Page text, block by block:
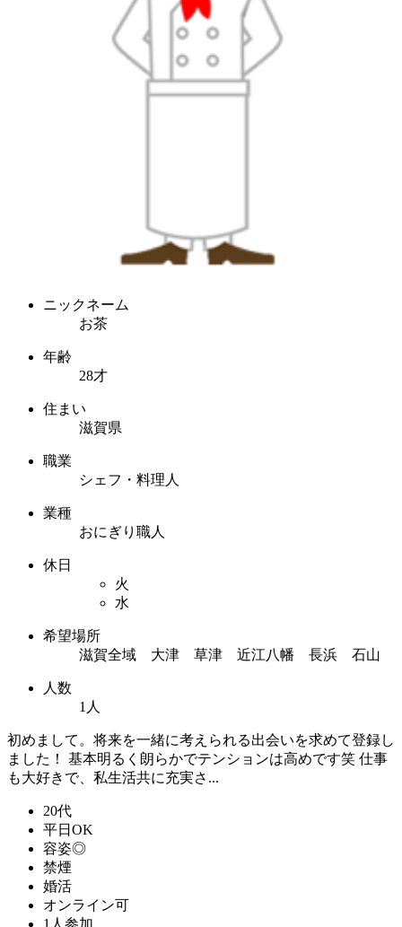
ニックネーム
お茶
年齢
28才
住まい
滋賀県
職業
シェフ・料理人
業種
おにぎり職人
休日
火
水
希望場所
滋賀全域 大津 草津 近江八幡 長浜 石山
人数
1人
初めまして。将来を一緒に考えられる出会いを求めて登録し
ました！ 基本明るく朗らかでテンションは高めです笑 仕事
も大好きで、私生活共に充実さ...
20代
平日OK
容姿◎
禁煙
婚活
オンライン可
1人参加